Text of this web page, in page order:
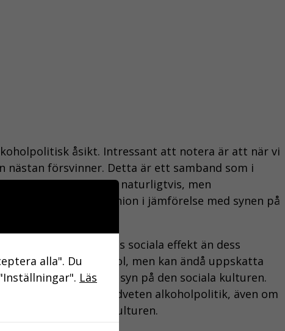
åsikt. Intressant att notera är att när vi
nästan försvinner. Detta är ett samband som i
faktorer samvarierar naturligtvis, men
alkoholpolitisk opinion i jämförelse med synen på
syn på alkoholens sociala effekt än dess
men kan ändå uppskatta
i en mer abstrakt syn på den sociala kulturen.
uppskatta en medveten alkoholpolitik, även om
delar av alkoholkulturen.
alla". Du
Läs